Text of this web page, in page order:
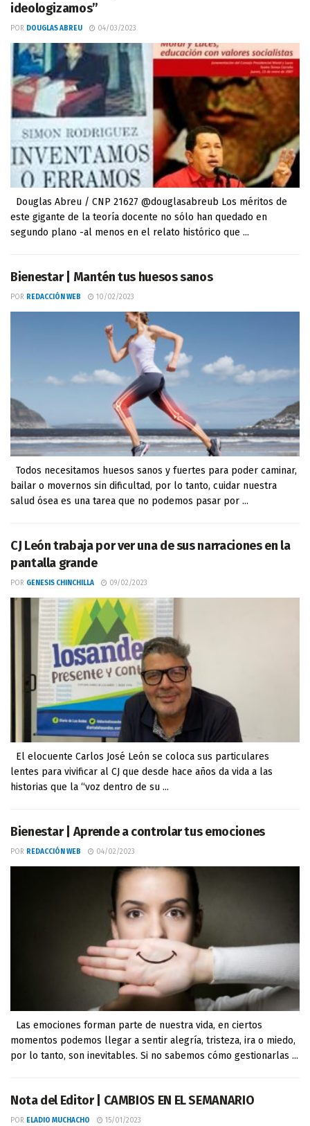
ideologizamos”
POR DOUGLAS ABREU 04/03/2023
Douglas Abreu / CNP 21627 @douglasabreub Los méritos de
este gigante de la teoría docente no sólo han quedado en
segundo plano -al menos en el relato histórico que ...
Bienestar | Mantén tus huesos sanos
POR REDACCIÓN WEB 10/02/2023
Todos necesitamos huesos sanos y fuertes para poder caminar,
bailar o movernos sin dificultad, por lo tanto, cuidar nuestra
salud ósea es una tarea que no podemos pasar por ...
CJ León trabaja por ver una de sus narraciones en la
pantalla grande
POR GENESIS CHINCHILLA 09/02/2023
El elocuente Carlos José León se coloca sus particulares
lentes para vivificar al CJ que desde hace años da vida a las
historias que la “voz dentro de su ...
Bienestar | Aprende a controlar tus emociones
POR REDACCIÓN WEB 04/02/2023
Las emociones forman parte de nuestra vida, en ciertos
momentos podemos llegar a sentir alegría, tristeza, ira o miedo,
por lo tanto, son inevitables. Si no sabemos cómo gestionarlas ...
Nota del Editor | CAMBIOS EN EL SEMANARIO
POR ELADIO MUCHACHO 15/01/2023